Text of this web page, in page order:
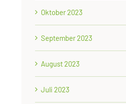
Oktober 2023
September 2023
August 2023
Juli 2023